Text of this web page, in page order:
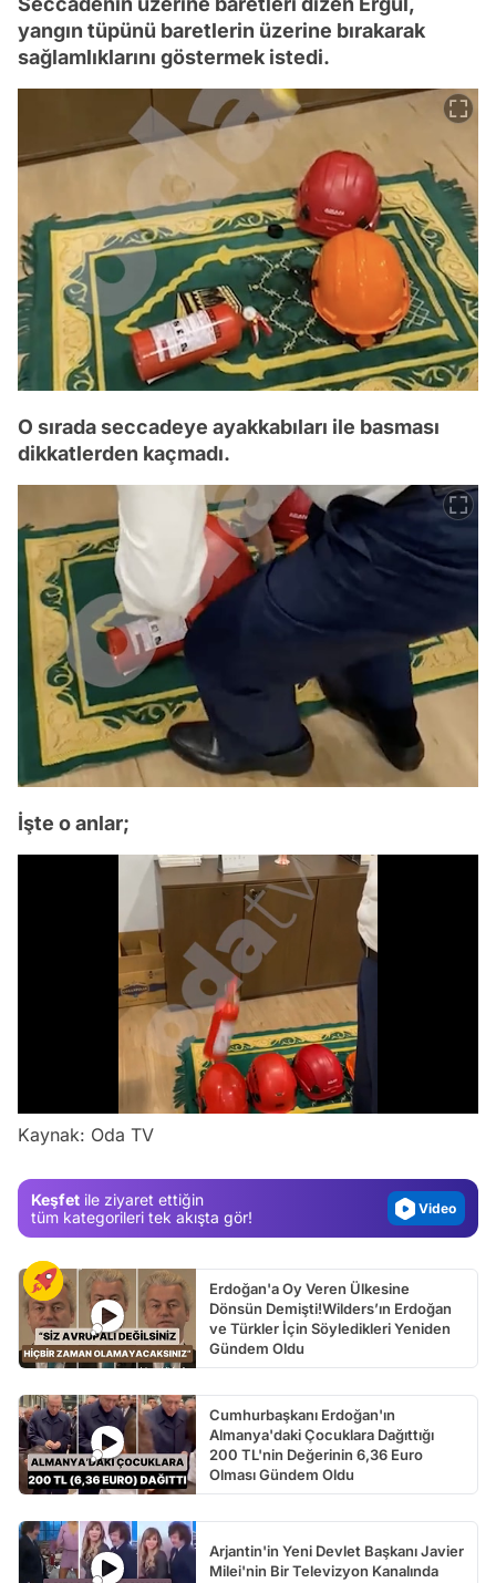
yangın tüpünü baretlerin üzerine bırakarak
sağlamlıklarını göstermek istedi.
O sırada seccadeye ayakkabıları ile basması
dikkatlerden kaçmadı.
İşte o anlar;
Kaynak: Oda TV
Keşfet ile ziyaret ettiğin
tüm kategorileri tek akışta gör!
Video
Test
Erdoğan'a Oy Veren Ülkesine
Dönsün Demişti!Wilders’ın Erdoğan
ve Türkler İçin Söyledikleri Yeniden
Gündem Oldu
Cumhurbaşkanı Erdoğan'ın
Almanya'daki Çocuklara Dağıttığı
200 TL'nin Değerinin 6,36 Euro
Olması Gündem Oldu
Arjantin'in Yeni Devlet Başkanı Javier
Milei'nin Bir Televizyon Kanalında